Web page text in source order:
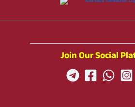
Join Our Social